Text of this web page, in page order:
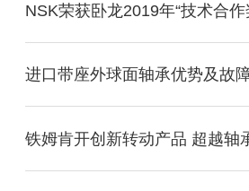
NSK荣获卧龙2019年“技术合作